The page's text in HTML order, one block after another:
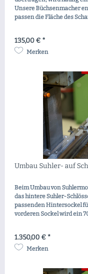
Unsere Büchsenmacher
passen die Fläche des
135,00 € *
Merken
Umbau Suhler- auf
Beim Umbau von
das hintere Suhler-
passenden Hintersockel
vorderen Sockel wird ein
1.350,00 € *
Merken